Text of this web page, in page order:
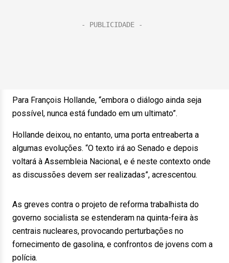
Para François Hollande, “embora o diálogo ainda seja
possível, nunca está fundado em um ultimato”.
Hollande deixou, no entanto, uma porta entreaberta a
algumas evoluções. “O texto irá ao Senado e depois
voltará à Assembleia Nacional, e é neste contexto onde
as discussões devem ser realizadas”, acrescentou.
As greves contra o projeto de reforma trabalhista do
governo socialista se estenderam na quinta-feira às
centrais nucleares, provocando perturbações no
fornecimento de gasolina, e confrontos de jovens com a
polícia.